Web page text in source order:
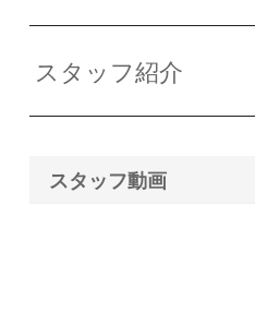
スタッフ紹介
スタッフ動画